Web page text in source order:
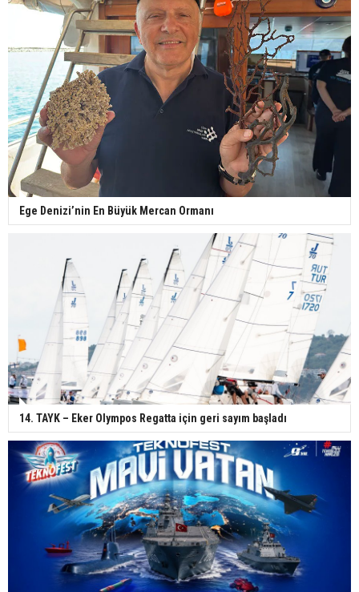
Ege Denizi’nin En Büyük Mercan Ormanı
14. TAYK – Eker Olympos Regatta için geri sayım başladı